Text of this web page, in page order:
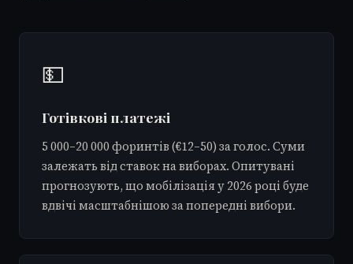
💵
Готівкові платежі
5 000–20 000 форинтів (€12–50) за голос. Суми
залежать від ставок на виборах. Опитувані
прогнозують, що мобілізація у 2026 році буде
вдвічі масштабнішою за попередні вибори.